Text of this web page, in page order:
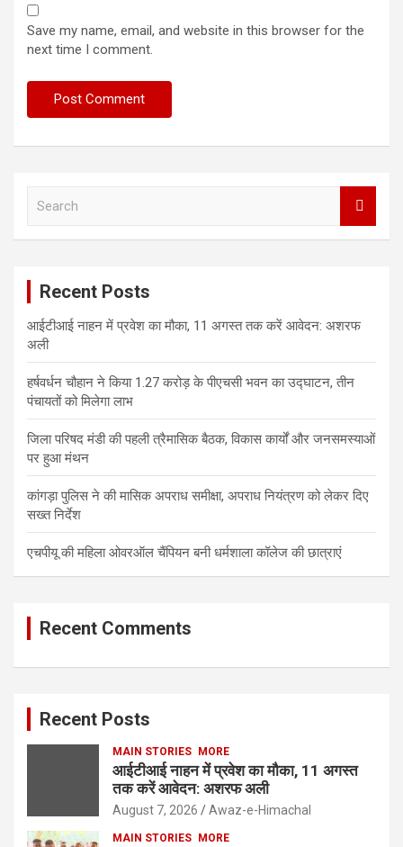
Save my name, email, and website in this browser for the
next time I comment.
Recent Posts
आईटीआई नाहन में प्रवेश का मौका, 11 अगस्त तक करें आवेदन: अशरफ
अली
हर्षवर्धन चौहान ने किया 1.27 करोड़ के पीएचसी भवन का उद्घाटन, तीन
पंचायतों को मिलेगा लाभ
जिला परिषद मंडी की पहली त्रैमासिक बैठक, विकास कार्यों और जनसमस्याओं
पर हुआ मंथन
कांगड़ा पुलिस ने की मासिक अपराध समीक्षा, अपराध नियंत्रण को लेकर दिए
सख्त निर्देश
एचपीयू की महिला ओवरऑल चैंपियन बनी धर्मशाला कॉलेज की छात्राएं
Recent Comments
Recent Posts
MAIN STORIES MORE
आईटीआई नाहन में प्रवेश का मौका, 11 अगस्त
तक करें आवेदन: अशरफ अली
August 7, 2026 Awaz-e-Himachal
MAIN STORIES MORE